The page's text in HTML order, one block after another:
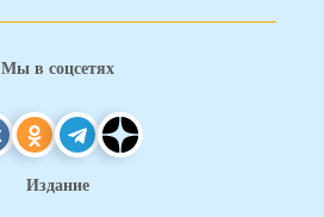
Мы в соцсетях
Издание